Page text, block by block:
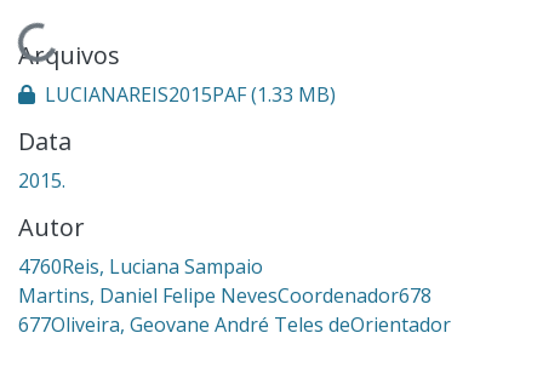
Carregando...
Arquivos
LUCIANAREIS2015PAF(1.33 MB)
Data
2015.
Autor
4760Reis, Luciana Sampaio
Martins, Daniel Felipe NevesCoordenador678
677Oliveira, Geovane André Teles deOrientador